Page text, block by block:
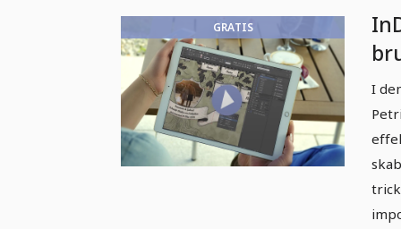
GRATIS
I